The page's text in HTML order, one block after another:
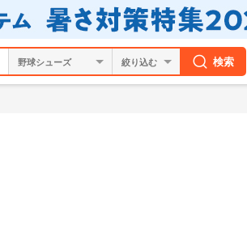
絞り込む 検索